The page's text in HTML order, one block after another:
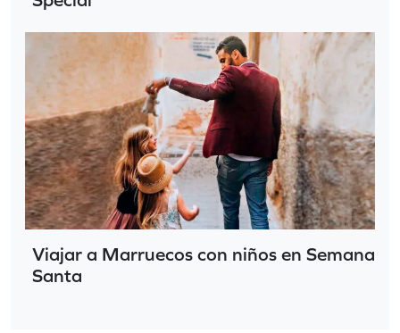
Viajar a Marruecos con niños en Semana
Santa